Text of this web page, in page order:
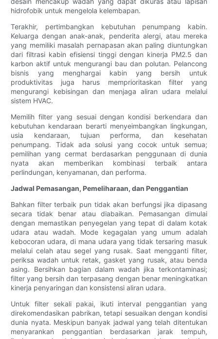
hidrofobik untuk mengelola kelembapan.
Terakhir, pertimbangkan kebutuhan penumpang kabin.
Keluarga dengan anak-anak, penderita alergi, atau mereka
yang memiliki masalah pernapasan akan paling diuntungkan
dari filtrasi kabin efisiensi tinggi dengan kinerja PM2.5 dan
karbon aktif untuk mengurangi bau dan polutan. Pelancong
bisnis yang menghargai kabin yang bersih untuk
produktivitas juga harus memprioritaskan filter yang
mengurangi kebisingan dan menjaga aliran udara melalui
sistem HVAC.
Memilih filter yang sesuai dengan kondisi berkendara dan
kebutuhan kendaraan berarti menyeimbangkan lingkungan,
usia kendaraan, tujuan performa, dan kesehatan
penumpang. Tidak ada solusi yang cocok untuk semua;
pemilihan yang cermat berdasarkan penggunaan di dunia
nyata akan memberikan kombinasi terbaik antara
perlindungan, kenyamanan, dan performa.
Jadwal Pemasangan, Pemeliharaan, dan Penggantian
Bahkan filter terbaik pun tidak akan berfungsi jika dipasang
secara tidak benar atau diabaikan. Pemasangan dimulai
dengan memastikan penyegelan yang tepat di dalam kotak
udara atau wadah. Mode kegagalan yang umum adalah
kebocoran udara, di mana udara yang tidak tersaring masuk
melalui celah atau segel yang rusak. Saat mengganti filter,
periksa wadah untuk retak, gasket yang rusak, atau benda
asing. Bersihkan bagian dalam wadah jika terkontaminasi;
filter yang bersih dan terpasang dengan benar meningkatkan
kinerja penyaringan dan konsistensi aliran udara.
Untuk filter sekali pakai, ikuti interval penggantian yang
direkomendasikan pabrikan, tetapi sesuaikan dengan kondisi
dunia nyata. Meskipun banyak jadwal yang telah ditentukan
menyarankan penggantian berdasarkan jarak tempuh,